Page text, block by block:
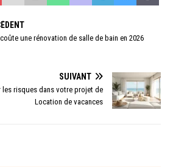
une rénovation de salle de bain en 2026
SUIVANT
les risques dans votre projet de
Location de vacances